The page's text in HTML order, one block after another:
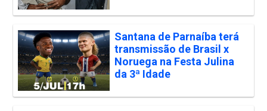
Santana de Parnaíba terá
transmissão de Brasil x
Noruega na Festa Julina
da 3ª Idade